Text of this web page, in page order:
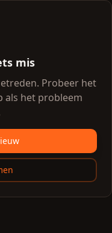
mis
Probeer het
als het probleem